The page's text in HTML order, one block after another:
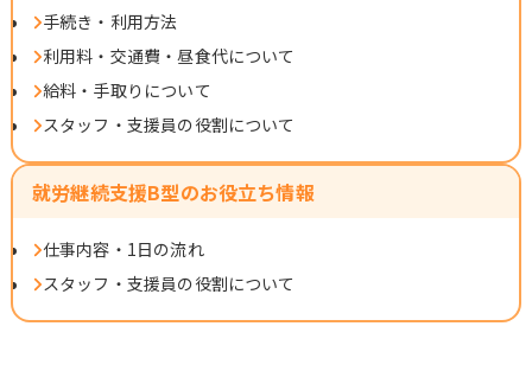
手続き・利用方法
利用料・交通費・昼食代について
給料・手取りについて
スタッフ・支援員の役割について
就労継続支援B型のお役立ち情報
仕事内容・1日の流れ
スタッフ・支援員の役割について